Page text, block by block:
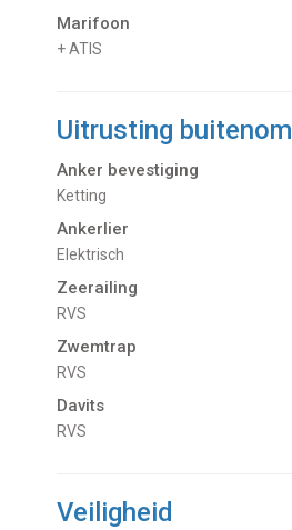
Marifoon
+ ATIS
Uitrusting buitenom
Anker bevestiging
Ketting
Ankerlier
Elektrisch
Zeerailing
RVS
Zwemtrap
RVS
Davits
RVS
Veiligheid